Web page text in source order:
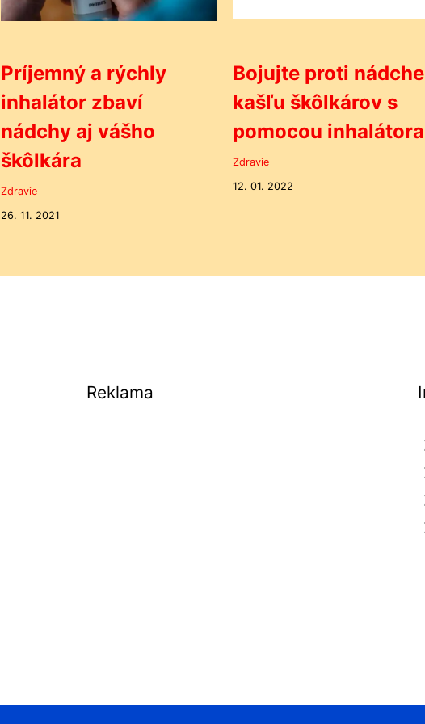
Príjemný a rýchly
inhalátor zbaví
nádchy aj vášho
škôlkára
Zdravie
26. 11. 2021
Bojujte proti
kašľu škôlkárov s
pomocou inhalátora
Zdravie
12. 01. 2022
Reklama